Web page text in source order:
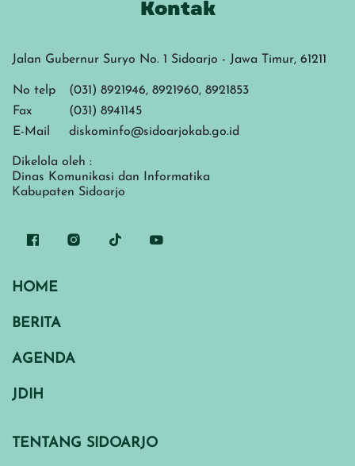
Kontak
Jalan Gubernur Suryo No. 1 Sidoarjo - Jawa Timur, 61211
No telp
(031) 8921946, 8921960, 8921853
Fax
(031) 8941145
E-Mail
diskominfo@sidoarjokab.go.id
Dikelola oleh :
Dinas Komunikasi dan Informatika
Kabupaten Sidoarjo
HOME
BERITA
AGENDA
JDIH
TENTANG SIDOARJO